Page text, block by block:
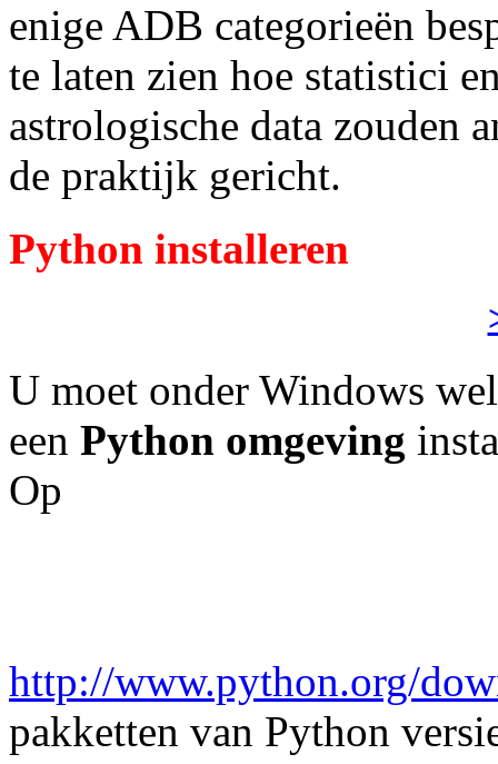
enige ADB categorieën
te laten zien hoe statistici
astrologische data zouden
de praktijk gericht.
Python installeren
U moet onder Windows
een Python omgeving
Op
http://www.python.org/
pakketten van Python